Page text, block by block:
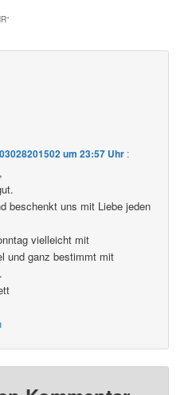
“
um 23:57 Uhr :
beschenkt uns mit Liebe jeden
vielleicht mit
und ganz bestimmt mit